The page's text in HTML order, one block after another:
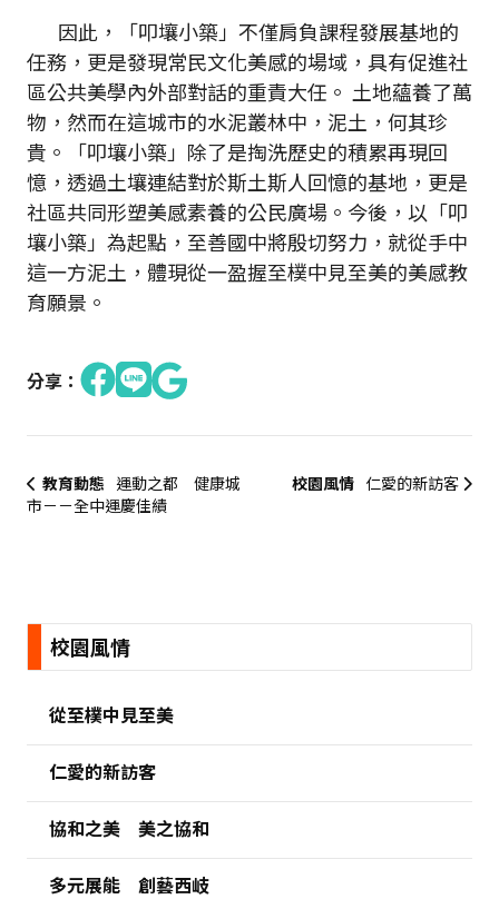
因此，「叩壤小築」不僅肩負課程發展基地的
任務，更是發現常民文化美感的場域，具有促進社
區公共美學內外部對話的重責大任。 土地蘊養了萬
物，然而在這城市的水泥叢林中，泥土，何其珍
貴。「叩壤小築」除了是掏洗歷史的積累再現回
憶，透過土壤連結對於斯土斯人回憶的基地，更是
社區共同形塑美感素養的公民廣場。今後，以「叩
壤小築」為起點，至善國中將殷切努力，就從手中
這一方泥土，體現從一盈握至樸中見至美的美感教
育願景。
分享：
教育動態 運動之都 健康城
市－－全中運慶佳績
校園風情 仁愛的新訪客
校園風情
從至樸中見至美
仁愛的新訪客
協和之美 美之協和
多元展能 創藝西岐